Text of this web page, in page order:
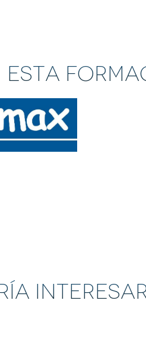
esta